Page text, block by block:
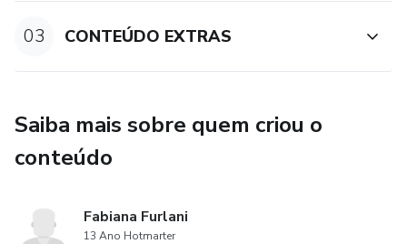
03 CONTEÚDO EXTRAS
Saiba mais sobre quem criou o
conteúdo
Fabiana Furlani
13 Ano Hotmarter